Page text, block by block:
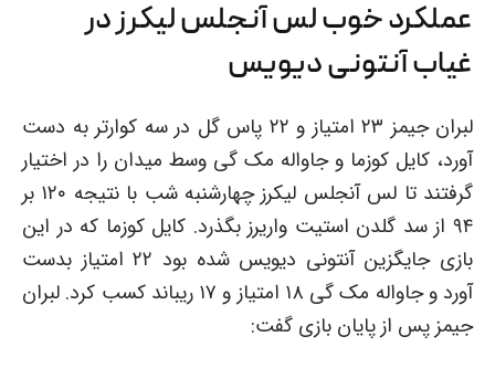
عملکرد خوب لس آنجلس لیکرز در
غیاب آنتونی دیویس
لبران جیمز ۲۳ امتیاز و ۲۲ پاس گل در سه کوارتر به دست
آورد، کایل کوزما و جاواله مک گی وسط میدان را در اختیار
گرفتند تا لس آنجلس لیکرز چهارشنبه شب با نتیجه ۱۲۰ بر
۹۴ از سد گلدن استیت واریرز بگذرد. کایل کوزما که در این
بازی جایگزین آنتونی دیویس شده بود ۲۲ امتیاز بدست
آورد و جاواله مک گی ۱۸ امتیاز و ۱۷ ریباند کسب کرد. لبران
جیمز پس از پایان بازی گفت: